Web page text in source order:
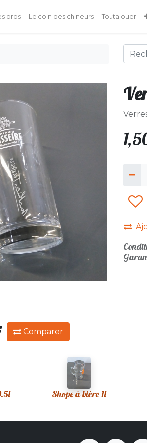
pros Le coin des chineurs Toutalouer
Comparer
Shope à bière 1l